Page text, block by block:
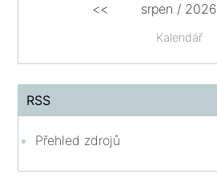
Kalendář
<< srpen / 2026
RSS
Přehled zdrojů